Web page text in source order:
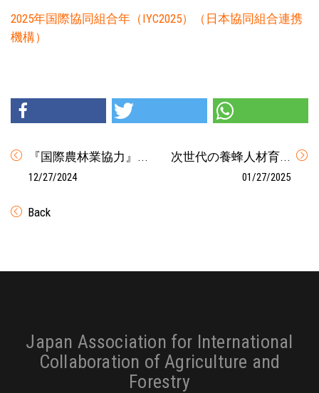
2025年国際協同組合年（IYC2025）（日本協同組合連携
機構）
『国際農林業協力』...
12/27/2024
次世代の養蜂人材育...
01/27/2025
Back
Japan Association for International
Collaboration of Agriculture and
Forestry